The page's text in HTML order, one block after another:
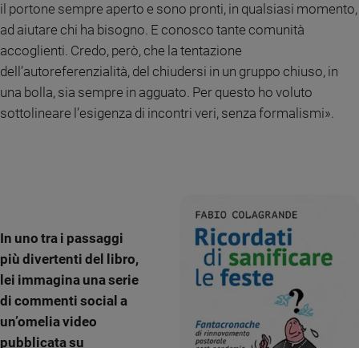
il portone sempre aperto e sono pronti, in qualsiasi momento,
ad aiutare chi ha bisogno. E conosco tante comunità
accoglienti. Credo, però, che la tentazione
dell’autoreferenzialità, del chiudersi in un gruppo chiuso, in
una bolla, sia sempre in agguato. Per questo ho voluto
sottolineare l’esigenza di incontri veri, senza formalismi».
In uno tra i passaggi
più divertenti del libro,
lei immagina una serie
di commenti social a
un’omelia video
pubblicata su